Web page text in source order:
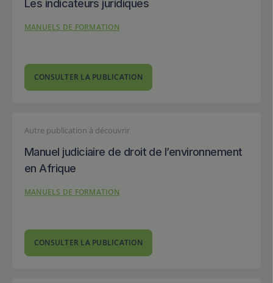
Les indicateurs juridiques
MANUELS DE FORMATION
CONSULTER LA PUBLICATION
Autre publication à découvrir
Manuel judiciaire de droit de l’environnement
en Afrique
MANUELS DE FORMATION
CONSULTER LA PUBLICATION